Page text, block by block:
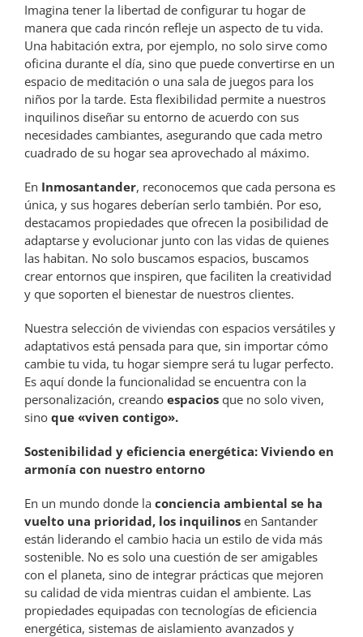
Imagina tener la libertad de configurar tu hogar de
manera que cada rincón refleje un aspecto de tu vida.
Una habitación extra, por ejemplo, no solo sirve como
oficina durante el día, sino que puede convertirse en un
espacio de meditación o una sala de juegos para los
niños por la tarde. Esta flexibilidad permite a nuestros
inquilinos diseñar su entorno de acuerdo con sus
necesidades cambiantes, asegurando que cada metro
cuadrado de su hogar sea aprovechado al máximo.
En Inmosantander, reconocemos que cada persona es
única, y sus hogares deberían serlo también. Por eso,
destacamos propiedades que ofrecen la posibilidad de
adaptarse y evolucionar junto con las vidas de quienes
las habitan. No solo buscamos espacios, buscamos
crear entornos que inspiren, que faciliten la creatividad
y que soporten el bienestar de nuestros clientes.
Nuestra selección de viviendas con espacios versátiles y
adaptativos está pensada para que, sin importar cómo
cambie tu vida, tu hogar siempre será tu lugar perfecto.
Es aquí donde la funcionalidad se encuentra con la
personalización, creando espacios que no solo viven,
sino que «viven contigo».
Sostenibilidad y eficiencia energética: Viviendo en
armonía con nuestro entorno
En un mundo donde la conciencia ambiental se ha
vuelto una prioridad, los inquilinos en Santander
están liderando el cambio hacia un estilo de vida más
sostenible. No es solo una cuestión de ser amigables
con el planeta, sino de integrar prácticas que mejoren
su calidad de vida mientras cuidan el ambiente. Las
propiedades equipadas con tecnologías de eficiencia
energética, sistemas de aislamiento avanzados y